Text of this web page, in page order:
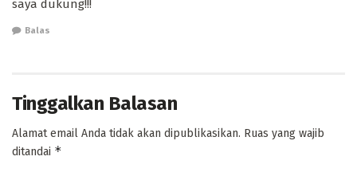
saya dukung!!!
Balas
Tinggalkan Balasan
Alamat email Anda tidak akan dipublikasikan. Ruas yang wajib
ditandai *